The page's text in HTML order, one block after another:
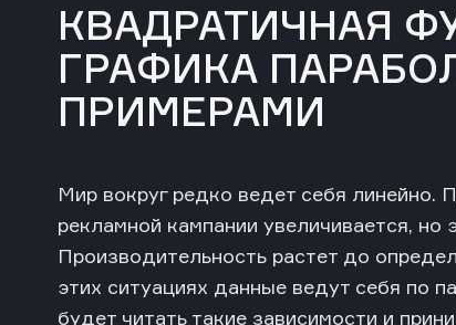
КВАДРАТИЧНАЯ
ГРАФИКА
ПРИМЕРАМИ
Мир вокруг редко ведет себя
рекламной кампании увеличивается, но
Производительность растет до
этих ситуациях данные ведут себя по
будет читать такие зависимости и